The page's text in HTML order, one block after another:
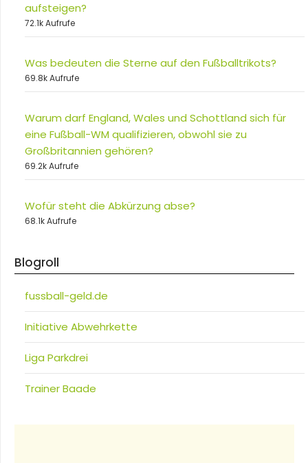
aufsteigen?
72.1k Aufrufe
Was bedeuten die Sterne auf den Fußballtrikots?
69.8k Aufrufe
Warum darf England, Wales und Schottland sich für
eine Fußball-WM qualifizieren, obwohl sie zu
Großbritannien gehören?
69.2k Aufrufe
Wofür steht die Abkürzung abse?
68.1k Aufrufe
Blogroll
fussball-geld.de
Initiative Abwehrkette
Liga Parkdrei
Trainer Baade